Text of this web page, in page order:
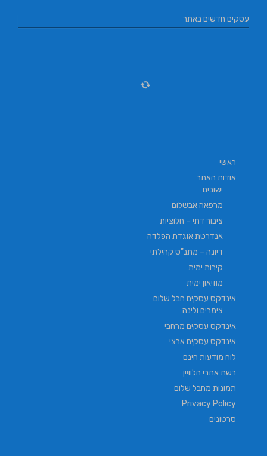
עסקים חדשים באתר
ראשי
אודות האתר
ישובים
מרפאה אבשלום
ציבור דתי – חלוציות
אנדרטת אוגדת הפלדה
דיונה – מתנ"ס קהילתי
קירות ימית
מוזיאון ימית
אינדקס עסקים חבל שלום
צימרים ולינה
אינדקס עסקים מרחבי
אינדקס עסקים ארצי
לוח מודעות חינם
רשת אתרי הלוויין
תמונות מחבל שלום
Privacy Policy
סרטונים